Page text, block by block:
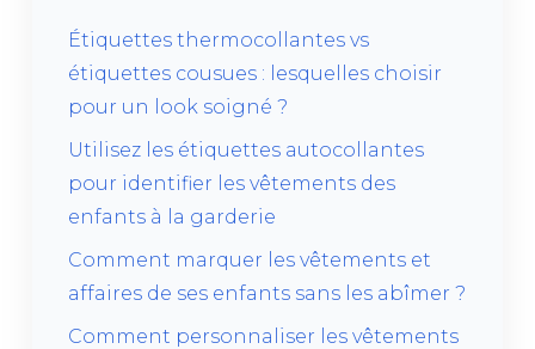
Étiquettes thermocollantes vs
étiquettes cousues : lesquelles choisir
pour un look soigné ?
Utilisez les étiquettes autocollantes
pour identifier les vêtements des
enfants à la garderie
Comment marquer les vêtements et
affaires de ses enfants sans les abîmer ?
Comment personnaliser les vêtements